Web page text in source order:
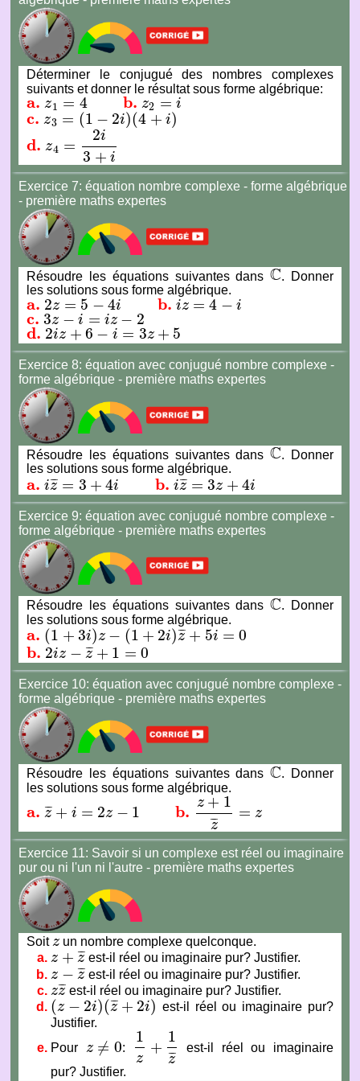
Déterminer le conjugué des nombres complexes
suivants et donner le résultat sous forme algébrique:
a.z1 = 4
a. z1= 4 b. z2 = i
b.z2=
c.z3 = (1 − 2i)(4 + i)
c. z3= (1− 2i) (4+ i)
d.z4 =
2i
3 + i
d. z4= 2i3 +i
Exercice 7: équation nombre complexe - forme algébrique
- première maths expertes
Résoudre les équations suivantes dans C
C. Donner
les solutions sous forme algébrique.
a. 2z = 5 − 4i
a. 2z= 5− 4i b. iz = 4 − i
b.i z=4−i
c. 3z − i = iz − 2
c. 3z− i=i z− 2
d. 2iz + 6 − i = 3z + 5
d. 2iz+6−i =3 z+ 5
Exercice 8: équation avec conjugué nombre complexe -
forme algébrique - première maths expertes
Résoudre les équations suivantes dans C
C. Donner
les solutions sous forme algébrique.
a.iz
¯¯
¯ = 3 + 4i
a. z¯ =3+ 4 b.iz
¯¯
¯ = 3z + 4i
b. z¯=3z +4i
Exercice 9: équation avec conjugué nombre complexe -
forme algébrique - première maths expertes
Résoudre les équations suivantes dans C
C. Donner
les solutions sous forme algébrique.
a. (1 + 3i)z − (1 + 2i)z
¯¯
¯ + 5i = 0
a. 1+ 3i)z−( 1+ 2i) z¯+ 5i=0
b. 2iz − z
¯¯
¯ + 1 = 0
b. 2iz−z¯+1 =0
Exercice 10: équation avec conjugué nombre complexe -
forme algébrique - première maths expertes
Résoudre les équations suivantes dans C
C. Donner
les solutions sous forme algébrique.
a.z
¯¯
¯ + i = 2z − 1
a. z¯ +i=2 z− 1 b. z + 1
z
¯¯
¯
= z
b. +1z¯=z
Exercice 11: Savoir si un complexe est réel ou imaginaire
pur ou ni l'un ni l'autre - première maths expertes
Soit z
z un nombre complexe quelconque.
z + z
¯¯
¯
z+z¯ est-il réel ou imaginaire pur? Justifier.
z − z
¯¯
¯
z−z¯ est-il réel ou imaginaire pur? Justifier.
zz
¯¯
¯
zz¯est-il réel ou imaginaire pur? Justifier.
(z − 2i)(z
¯¯
¯ + 2i)
(z− 2i) (z¯+2i )
est-il réel ou imaginaire pur?
Justifier.
Pour z ≠ 0
z≠0 :
1
z
+
1
z
¯¯
¯
1z +1z¯
est-il réel ou imaginaire
pur? Justifier.